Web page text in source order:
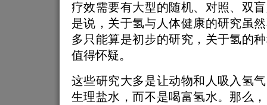
疗效需要有大型的随机、对照、双
是说，关于氢与人体健康的研究虽
多只能算是初步的研究，关于氢的
值得怀疑。
这些研究大多是让动物和人吸入氢
生理盐水，而不是喝富氢水。那么